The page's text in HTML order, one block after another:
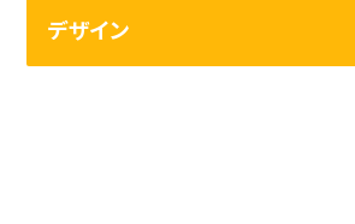
昼ごはん何にしようかな
デザイン